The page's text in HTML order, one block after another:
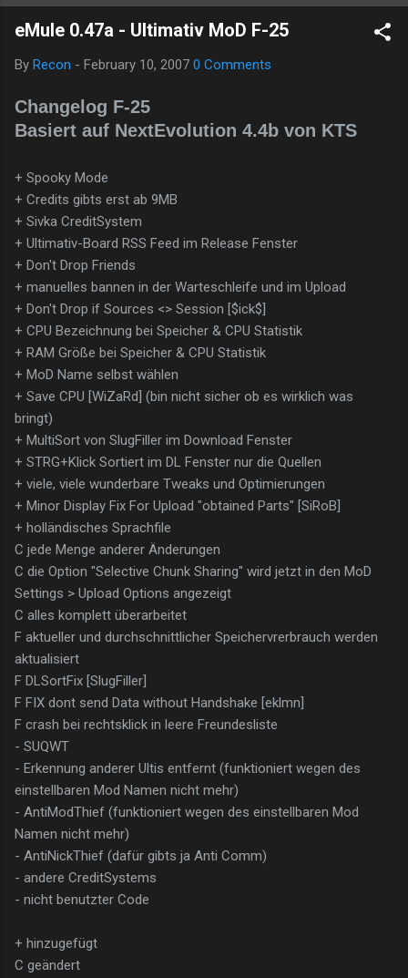
downtime; I've been busy hardening our DNS configurations for
enhanced security (Global HTTPS/TLS). A full site redesign
optimize our new CDN backbone and eliminate legacy graphical
debt. Stay tuned. The audit never stops. Status: Moving Out.
Moving Up. Operational.
eMule 0.47a - Ultimativ MoD F-25
By Recon - February 10, 2007 0 Comments
Changelog F-25
Basiert auf NextEvolution 4.4b von KTS
+ Spooky Mode
+ Credits gibts erst ab 9MB
+ Sivka CreditSystem
+ Ultimativ-Board RSS Feed im Release Fenster
+ Don't Drop Friends
+ manuelles bannen in der Warteschleife und im Upload
+ Don't Drop if Sources <> Session [$ick$]
+ CPU Bezeichnung bei Speicher & CPU Statistik
+ RAM Größe bei Speicher & CPU Statistik
+ MoD Name selbst wählen
+ Save CPU [WiZaRd] (bin nicht sicher ob es wirklich was
bringt)
+ MultiSort von SlugFiller im Download Fenster
+ STRG+Klick Sortiert im DL Fenster nur die Quellen
+ viele, viele wunderbare Tweaks und Optimierungen
+ Minor Display Fix For Upload "obtained Parts" [SiRoB]
+ holländisches Sprachfile
C jede Menge anderer Änderungen
C die Option "Selective Chunk Sharing" wird jetzt in den MoD
Settings > Upload Options angezeigt
C alles komplett überarbeitet
F aktueller und durchschnittlicher Speichervrerbrauch werden
aktualisiert
F DLSortFix [SlugFiller]
F FIX dont send Data without Handshake [eklmn]
F crash bei rechtsklick in leere Freundesliste
- SUQWT
- Erkennung anderer Ultis entfernt (funktioniert wegen des
einstellbaren Mod Namen nicht mehr)
- AntiModThief (funktioniert wegen des einstellbaren Mod
Namen nicht mehr)
- AntiNickThief (dafür gibts ja Anti Comm)
- andere CreditSystems
- nicht benutzter Code
+ hinzugefügt
C geändert